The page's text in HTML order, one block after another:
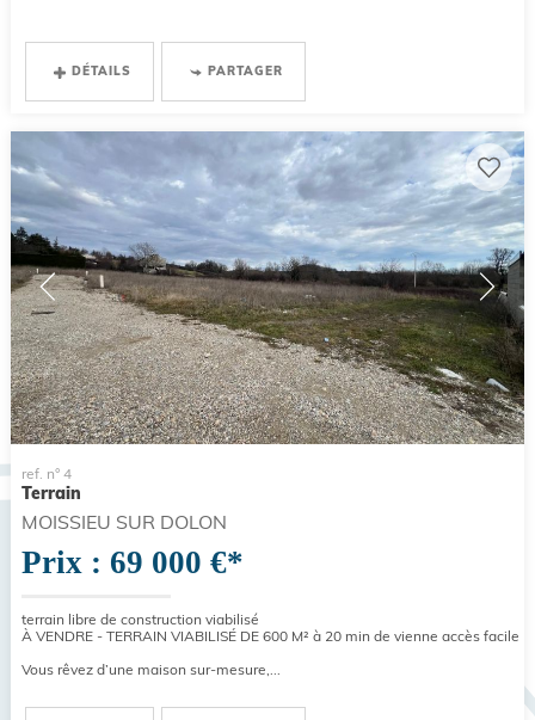
DÉTAILS PARTAGER
ref. n° 4
Terrain
MOISSIEU SUR DOLON
Prix : 69 000 €*
terrain libre de construction viabilisé
À VENDRE - TERRAIN VIABILISÉ DE 600 M² à 20 min de vienne accès facile
Vous rêvez d’une maison sur-mesure,...